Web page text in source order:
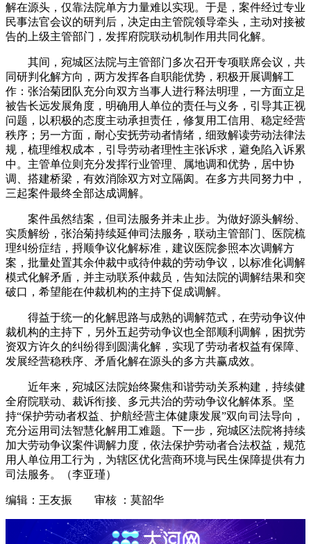
解在源头，仅靠法院单方力量难以实现。于是，案件经过专业
民事法官会议的研判后，决定由主管院领导牵头，主动对接被
告的上级主管部门，发挥府院联动机制作用共同化解。
其间，宛城区法院与主管部门多次召开专项联席会议，共
同研判化解方向，两方发挥各自职能优势，积极开展调解工
作：张治菊团队充分向双方当事人进行释法明理，一方面立足
被告长远发展角度，明确用人单位的责任与义务，引导其正视
问题，以积极的态度主动承担责任，修复用工信用、稳定经营
秩序；另一方面，耐心安抚劳动者情绪，细致解读劳动法律法
规，梳理维权成本，引导劳动者理性主张诉求，避免陷入诉累
中。主管单位则充分发挥行业管理、属地调和优势，居中协
调、搭建桥梁，有效消除双方对立隔阂。在多方共同努力中，
三起案件最终全部达成调解。
案件虽然结案，但司法服务并未止步。为做好源头解纷、
实质解纷，张治菊持续延伸司法服务，联动主管部门、医院梳
理纠纷症结，捋顺争议化解标准，建议医院参照本次调解方
案，批量处置其余仲裁中或待仲裁的劳动争议，以标准化调解
模式化解矛盾，并主动联系仲裁员，告知法院的调解结果和突
破口，希望能在仲裁机构的主持下促成调解。
得益于统一的化解思路与成熟的调解范式，在劳动争议仲
裁机构的主持下，另外五起劳动争议也全部顺利调解，困扰劳
资双方许久的纠纷得到圆满化解，实现了劳动者权益有保障、
发展经营稳秩序、矛盾化解在源头的多方共赢成效。
近年来，宛城区法院始终聚焦和谐劳动关系构建，持续健
全府院联动、裁诉衔接、多元共治的劳动争议化解体系。坚
持“保护劳动者权益、护航经营主体健康发展”双向司法导向，
充分运用司法智慧化解用工难题。下一步，宛城区法院将持续
加大劳动争议案件调解力度，依法保护劳动者合法权益，规范
用人单位用工行为，为辖区优化营商环境与民生保障提供有力
司法服务。（李亚瑾）
编辑：王友振 审核 ：莫韶华